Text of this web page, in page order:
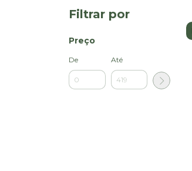
Filtrar por
Preço
De Até